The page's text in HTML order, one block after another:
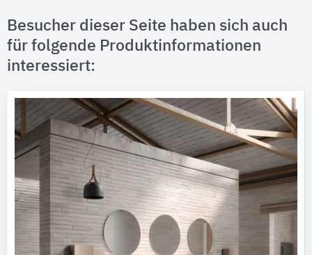
Besucher dieser Seite haben sich auch
für folgende Produktinformationen
interessiert: